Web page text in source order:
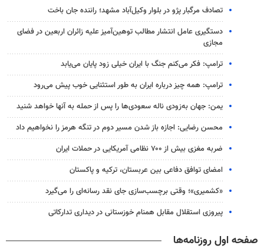
تصادف مرگبار پژو در بلوار وکیل‌آباد مشهد؛ راننده جان باخت
دستگیری عامل انتشار مطالب توهین‌آمیز علیه زائران اربعین در فضای
مجازی
ترامپ: فکر می‌کنم جنگ با ایران خیلی زود پایان می‌یابد
ترامپ: همه چیز درباره ایران به طور استثنایی خوب پیش می‌رود
یمن: جهان به‌زودی ناله سعودی‌ها را پس از حمله به آنها خواهد شنید
محسن رضایی: اجازه باز شدن مسیر دوم در تنگه هرمز را نخواهیم داد
ضربه مغزی بیش از ۷۰۰ نظامی آمریکایی در حملات ایران
امضای توافق دفاعی بین عربستان، ترکیه و پاکستان
«کشمیری»؛ وقتی برچسب‌سازی جای نقد رسانه‌ای را می‌گیرد
پیروزی استقلال مقابل همنام خوزستانی در دیداری تدارکاتی
صفحه اول روزنامه‌ها